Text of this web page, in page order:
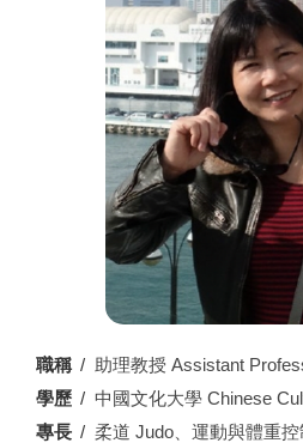
職稱
助理教授 Assistant
學歷
中國文化大學 Chinese
專長
柔道 Judo、運動與體重